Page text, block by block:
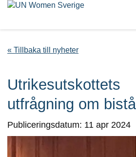
« Tillbaka till nyheter
Utrikesutskottets
utfrågning om
Publiceringsdatum: 11 apr 2024